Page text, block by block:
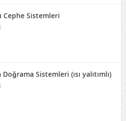
Cephe Sistemleri
Sistemleri (ısı yalıtımlı)